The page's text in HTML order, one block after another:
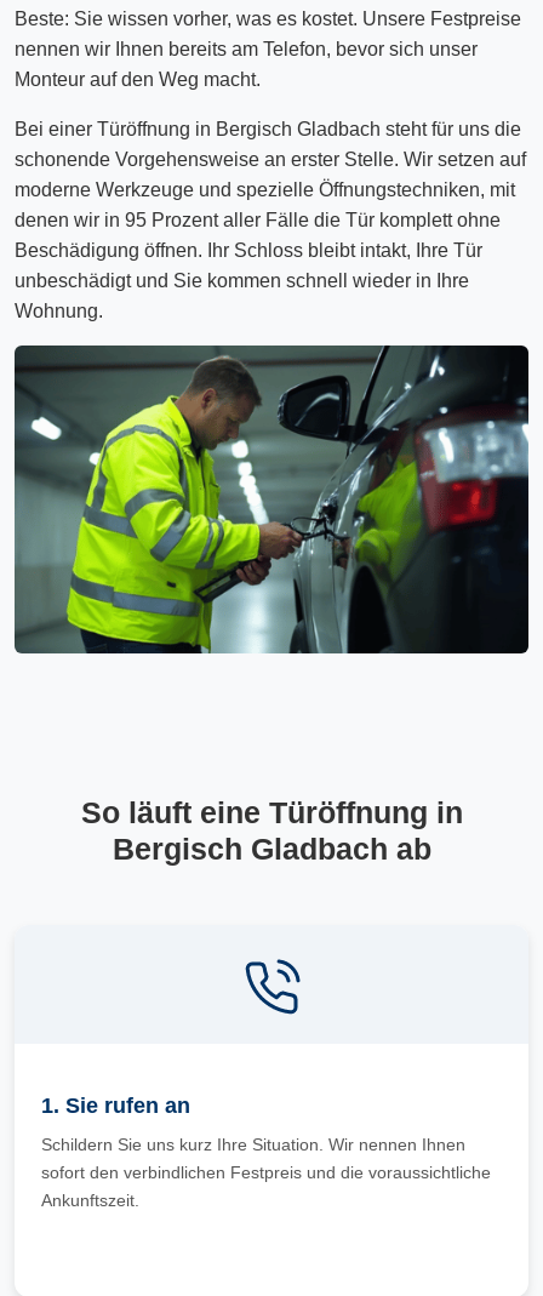
Beste: Sie wissen vorher, was es kostet. Unsere Festpreise
nennen wir Ihnen bereits am Telefon, bevor sich unser
Monteur auf den Weg macht.
Bei einer Türöffnung in Bergisch Gladbach steht für uns die
schonende Vorgehensweise an erster Stelle. Wir setzen auf
moderne Werkzeuge und spezielle Öffnungstechniken, mit
denen wir in 95 Prozent aller Fälle die Tür komplett ohne
Beschädigung öffnen. Ihr Schloss bleibt intakt, Ihre Tür
unbeschädigt und Sie kommen schnell wieder in Ihre
Wohnung.
So läuft eine Türöffnung in
Bergisch Gladbach ab
1. Sie rufen an
Schildern Sie uns kurz Ihre Situation. Wir nennen Ihnen
sofort den verbindlichen Festpreis und die voraussichtliche
Ankunftszeit.